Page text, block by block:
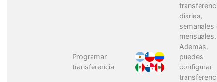
Programar
transferencia
diarias,
semanales
mensuales.
Además,
puedes
configurar